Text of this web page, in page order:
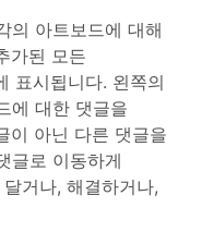
의 아트보드에 대해
가된 모든
표시됩니다. 왼쪽의
에 대한 댓글을
이 아닌 다른 댓글을
글로 이동하게
거나, 해결하거나,